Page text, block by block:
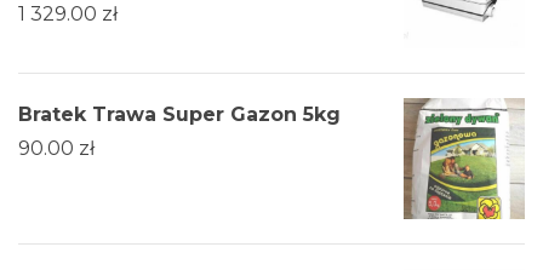
1 329.00 zł
Bratek Trawa Super Gazon 5kg
90.00 zł